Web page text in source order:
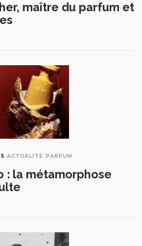
maître du parfum et
ACTUALITE PARFUM
: la métamorphose